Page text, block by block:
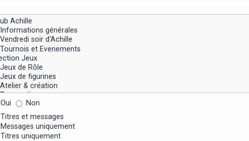
Oui
Non
Titres et messages
Messages uniquement
Titres uniquement